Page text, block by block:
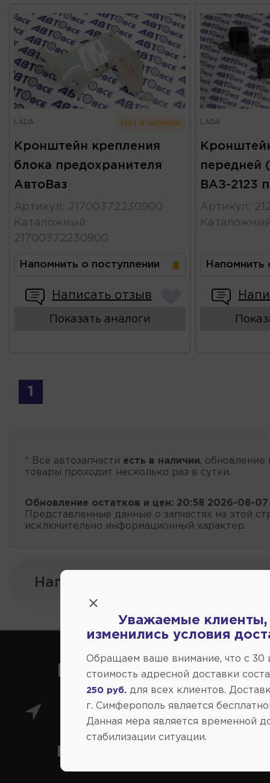
LADA Нет в наличии
Кронштейн крепления
блока предохранителя
АвтоВаз
Артикул : 21700372230900
Каталожный :
21700372230900
Напомнить о поступлении
Написать отзыв
Показать аналоги
LADA
передней
ВАЗ-2123
Артикул :
Напомнить
1
* Все автозапчасти есть в наличии, обновление
товары проходит несколько раз в сутки.
Обновление остатков и цен: 20:58 2026-08-07
Представленные данные о запчастях на этой
исключительно информационный характер.
Напишите нам:
Как нас найти
Главный магазин: ул.
Уважаемые клиенты,
изменились условия
Обращаем ваше внимание, что c 30
стоимость адресной доставки
250 руб. для всех клиентов.
г. Симферополь является
Данная мера является временной
стабилизации ситуации.